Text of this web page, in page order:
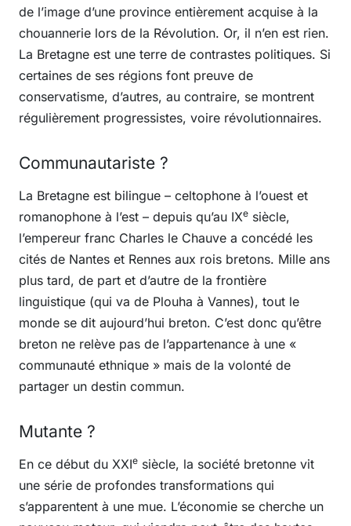
de l’image d’une province entièrement acquise à la
chouannerie lors de la Révolution. Or, il n’en est rien.
La Bretagne est une terre de contrastes politiques. Si
certaines de ses régions font preuve de
conservatisme, d’autres, au contraire, se montrent
régulièrement progressistes, voire révolutionnaires.
Communautariste ?
La Bretagne est bilingue – celtophone à l’ouest et
romanophone à l’est – depuis qu’au IXe siècle,
l’empereur franc Charles le Chauve a concédé les
cités de Nantes et Rennes aux rois bretons. Mille ans
plus tard, de part et d’autre de la frontière
linguistique (qui va de Plouha à Vannes), tout le
monde se dit aujourd’hui breton. C’est donc qu’être
breton ne relève pas de l’appartenance à une «
communauté ethnique » mais de la volonté de
partager un destin commun.
Mutante ?
En ce début du XXIe siècle, la société bretonne vit
une série de profondes transformations qui
s’apparentent à une mue. L’économie se cherche un